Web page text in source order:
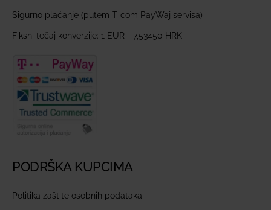
Sigurno plaćanje (putem T-com PayWaj servisa)
Fiksni tečaj konverzije: 1 EUR = 7,53450 HRK
PODRŠKA KUPCIMA
Politika zaštite osobnih podataka